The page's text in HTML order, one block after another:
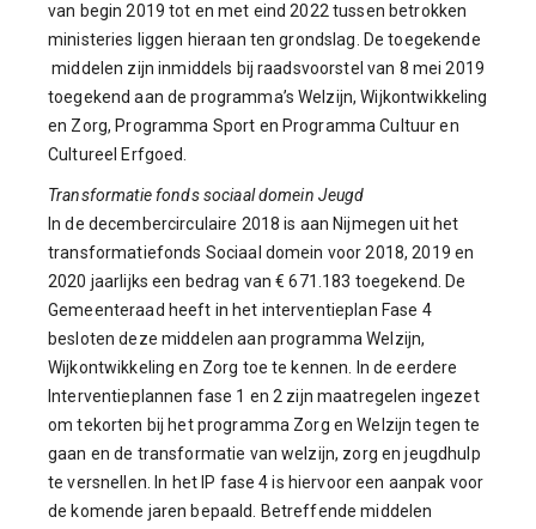
van begin 2019 tot en met eind 2022 tussen betrokken
ministeries liggen hieraan ten grondslag. De toegekende
middelen zijn inmiddels bij raadsvoorstel van 8 mei 2019
toegekend aan de programma’s Welzijn, Wijkontwikkeling
en Zorg, Programma Sport en Programma Cultuur en
Cultureel Erfgoed.
Transformatie fonds sociaal domein Jeugd
In de decembercirculaire 2018 is aan Nijmegen uit het
transformatiefonds Sociaal domein voor 2018, 2019 en
2020 jaarlijks een bedrag van € 671.183 toegekend. De
Gemeenteraad heeft in het interventieplan Fase 4
besloten deze middelen aan programma Welzijn,
Wijkontwikkeling en Zorg toe te kennen. In de eerdere
Interventieplannen fase 1 en 2 zijn maatregelen ingezet
om tekorten bij het programma Zorg en Welzijn tegen te
gaan en de transformatie van welzijn, zorg en jeugdhulp
te versnellen. In het IP fase 4 is hiervoor een aanpak voor
de komende jaren bepaald. Betreffende middelen